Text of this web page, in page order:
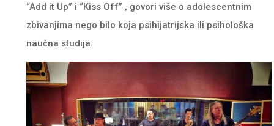
“Add it Up” i “Kiss Off” , govori više o adolescentnim
zbivanjima nego bilo koja psihijatrijska ili psihološka
naučna studija.